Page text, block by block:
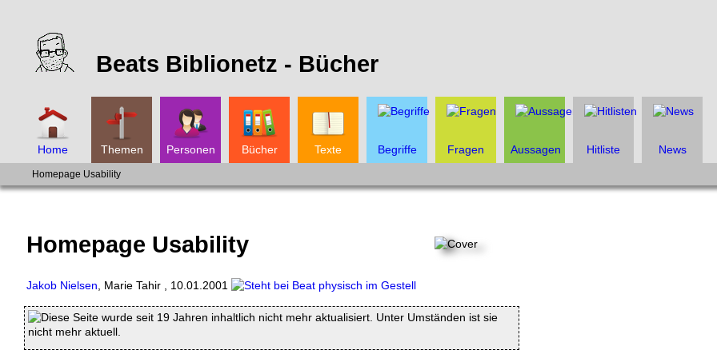
Beats Biblionetz - Bücher
Home Themen Personen Bücher Texte Begriffe Fragen Aussagen Hitliste News
Homepage Usability
Homepage Usability
Jakob Nielsen Marie Tahir 10.01.2001
Diese Seite wurde seit 19 Jahren inhaltlich nicht mehr aktualisiert. Unter Umständen ist sie
nicht mehr aktuell.